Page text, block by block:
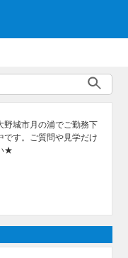
野城市月の浦でご勤務下
です。ご質問や見学だけ
★